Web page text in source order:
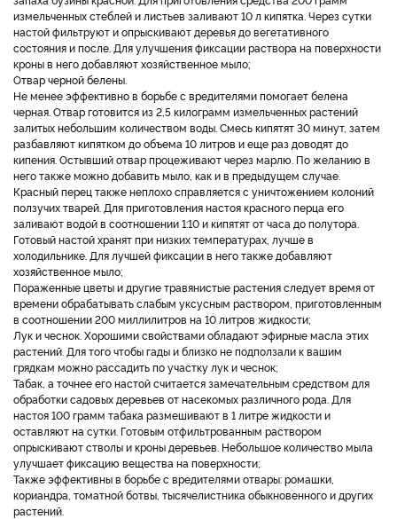
измельченных стеблей и листьев заливают 10 л кипятка. Через сутки
настой фильтруют и опрыскивают деревья до вегетативного
состояния и после. Для улучшения фиксации раствора на поверхности
кроны в него добавляют хозяйственное мыло;
Отвар черной белены.
Не менее эффективно в борьбе с вредителями помогает белена
черная. Отвар готовится из 2,5 килограмм измельченных растений
залитых небольшим количеством воды. Смесь кипятят 30 минут, затем
разбавляют кипятком до объема 10 литров и еще раз доводят до
кипения. Остывший отвар процеживают через марлю. По желанию в
него также можно добавить мыло, как и в предыдущем случае.
Красный перец также неплохо справляется с уничтожением колоний
ползучих тварей. Для приготовления настоя красного перца его
заливают водой в соотношении 1:10 и кипятят от часа до полутора.
Готовый настой хранят при низких температурах, лучше в
холодильнике. Для лучшей фиксации в него также добавляют
хозяйственное мыло;
Пораженные цветы и другие травянистые растения следует время от
времени обрабатывать слабым уксусным раствором, приготовленным
в соотношении 200 миллилитров на 10 литров жидкости;
Лук и чеснок. Хорошими свойствами обладают эфирные масла этих
растений. Для того чтобы гады и близко не подползали к вашим
грядкам можно рассадить по участку лук и чеснок;
Табак, а точнее его настой считается замечательным средством для
обработки садовых деревьев от насекомых различного рода. Для
настоя 100 грамм табака размешивают в 1 литре жидкости и
оставляют на сутки. Готовым отфильтрованным раствором
опрыскивают стволы и кроны деревьев. Небольшое количество мыла
улучшает фиксацию вещества на поверхности;
Также эффективны в борьбе с вредителями отвары: ромашки,
кориандра, томатной ботвы, тысячелистника обыкновенного и других
растений.